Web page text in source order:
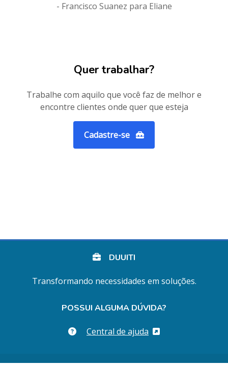
- Francisco Suanez para Eliane
Quer trabalhar?
Trabalhe com aquilo que você faz de melhor e
encontre clientes onde quer que esteja
Cadastre-se
DUUITI
Transformando necessidades em soluções.
POSSUI ALGUMA DÚVIDA?
Central de ajuda